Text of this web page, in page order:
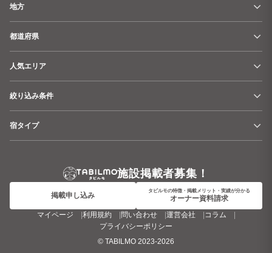
地方
都道府県
人気エリア
絞り込み条件
宿タイプ
施設掲載者募集！
掲載申し込み
タビルモの特徴・掲載メリット・実績が分かる
オーナー資料請求
マイページ
利用規約 問い合わせ 運営会社
コラム
プライバシーポリシー
© TABILMO 2023-2026